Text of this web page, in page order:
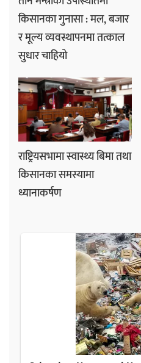
किसानका गुनासा : मल, बजार
र मूल्य व्यवस्थापनमा तत्काल
सुधार चाहियो
राष्ट्रियसभामा स्वास्थ्य बिमा तथा
किसानका समस्यामा
ध्यानाकर्षण